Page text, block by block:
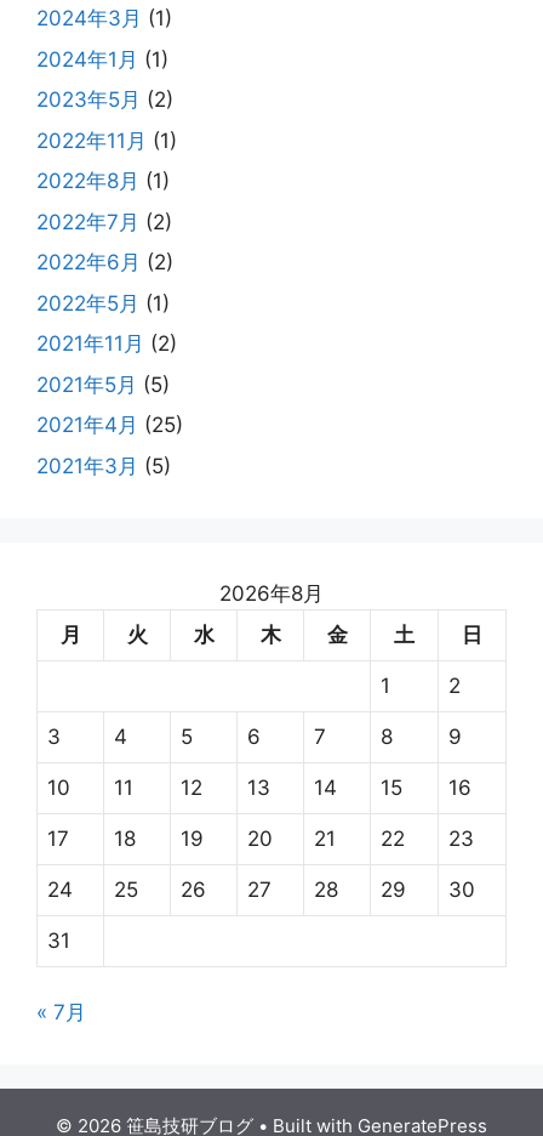
2024年3月 (1)
2024年1月 (1)
2023年5月 (2)
2022年11月 (1)
2022年8月 (1)
2022年7月 (2)
2022年6月 (2)
2022年5月 (1)
2021年11月 (2)
2021年5月 (5)
2021年4月 (25)
2021年3月 (5)
2026年8月
月
火 水 木 金 土 日
1 2
3 4 5 6 7 8 9
10 11 12 13 14 15 16
17 18 19 20 21 22 23
24 25 26 27 28 29 30
31
« 7月
© 2026 笹島技研ブログ • Built with GeneratePress